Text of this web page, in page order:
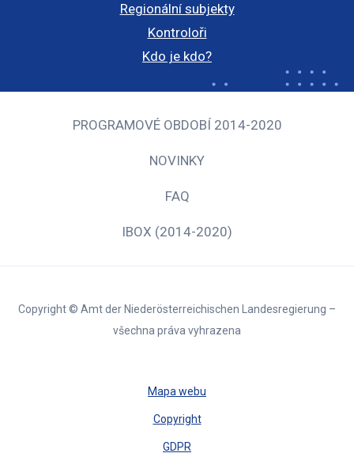
Regionální subjekty
Kontroloři
Kdo je kdo?
PROGRAMOVÉ OBDOBÍ 2014-2020
NOVINKY
FAQ
IBOX (2014-2020)
Copyright © Amt der Niederösterreichischen Landesregierung –
všechna práva vyhrazena
Mapa webu
Copyright
GDPR